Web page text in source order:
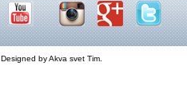
Designed by Akva svet Tim.